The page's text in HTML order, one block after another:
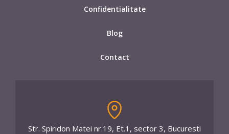
Confidentialitate
Blog
Contact
Str. Spiridon Matei nr.19, Et.1, sector 3, Bucuresti